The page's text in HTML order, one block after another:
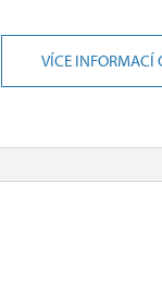
VÍCE INFORMACÍ